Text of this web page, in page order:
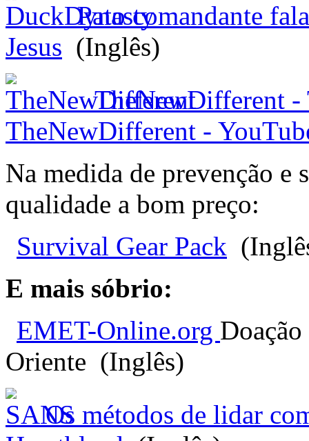
Pato comandante
Jesus (Inglês)
TheNewDifferent -
TheNewDifferent -
Na medida de prevenção e
qualidade a bom preço:
Survival Gear Pack
E mais sóbrio:
EMET-Online.org
Oriente (Inglês)
Os métodos de lidar